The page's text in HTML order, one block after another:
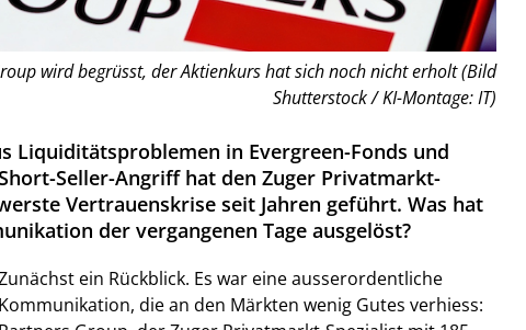
wird begrüsst, der Aktienkurs hat sich noch nicht erholt (Bild
Shutterstock / KI-Montage: IT)
Liquiditätsproblemen in Evergreen-Fonds und
Seller-Angriff hat den Zuger Privatmarkt-
Vertrauenskrise seit Jahren geführt. Was hat
der vergangenen Tage ausgelöst?
ein Rückblick. Es war eine ausserordentliche
Kommunikation, die an den Märkten wenig Gutes verhiess: